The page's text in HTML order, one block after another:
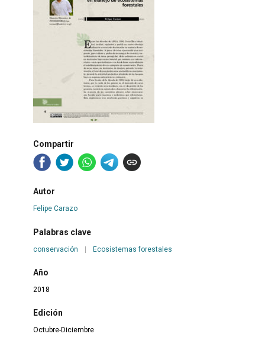
Compartir
Autor
Felipe Carazo
Palabras clave
conservación | Ecosistemas forestales
Año
2018
Edición
Octubre-Diciembre